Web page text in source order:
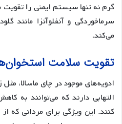
گرم نه تنها سیستم ایمنی را تقویت
سرماخوردگی و آنفلوآنزا مانند
می‌کند.
تقویت سلامت
ادویه‌های موجود در چای ماسالا،
التهابی دارند که می‌توانند به
کنند. این ویژگی برای مردانی که